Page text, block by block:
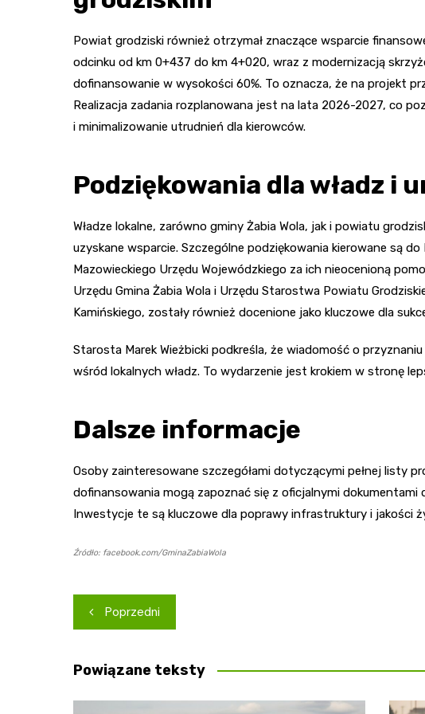
Powiat grodziski również otrzymał znaczące wsparcie
odcinku od km 0+437 do km 4+020, wraz z modernizacją
dofinansowanie w wysokości 60%. To oznacza, że na projekt
Realizacja zadania rozplanowana jest na lata 2026-2027, co
i minimalizowanie utrudnień dla kierowców.
Podziękowania dla władz i
Władze lokalne, zarówno gminy Żabia Wola, jak i powiatu
uzyskane wsparcie. Szczególne podziękowania kierowane są do
Mazowieckiego Urzędu Wojewódzkiego za ich nieocenioną
Urzędu Gmina Żabia Wola i Urzędu Starostwa Powiatu
Kamińskiego, zostały również docenione jako kluczowe dla
Starosta Marek Wieżbicki podkreśla, że wiadomość o
wśród lokalnych władz. To wydarzenie jest krokiem w stronę
Dalsze informacje
Osoby zainteresowane szczegółami dotyczącymi pełnej listy
dofinansowania mogą zapoznać się z oficjalnymi
Inwestycje te są kluczowe dla poprawy infrastruktury i jakości
Źródło: facebook.com/GminaZabiaWola
Nawigacja
wpisu
Poprzedni
Powiązane teksty